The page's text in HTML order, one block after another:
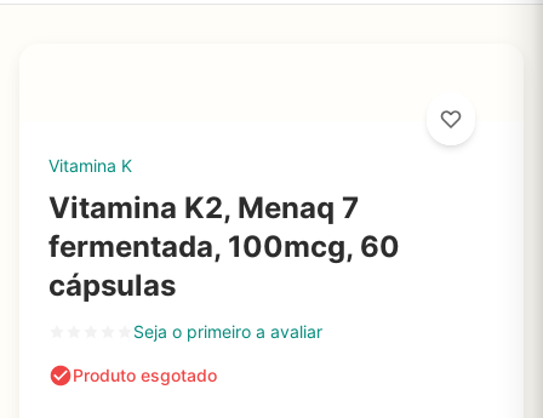
Vitamina K
Vitamina K2, Menaq 7
fermentada, 100mcg, 60
cápsulas
Seja o primeiro a avaliar
Produto esgotado